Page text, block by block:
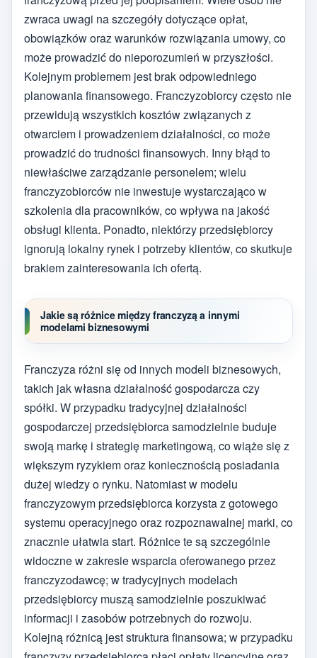
zwraca uwagi na szczegóły dotyczące opłat,
obowiązków oraz warunków rozwiązania umowy, co
może prowadzić do nieporozumień w przyszłości.
Kolejnym problemem jest brak odpowiedniego
planowania finansowego. Franczyzobiorcy często nie
przewidują wszystkich kosztów związanych z
otwarciem i prowadzeniem działalności, co może
prowadzić do trudności finansowych. Inny błąd to
niewłaściwe zarządzanie personelem; wielu
franczyzobiorców nie inwestuje wystarczająco w
szkolenia dla pracowników, co wpływa na jakość
obsługi klienta. Ponadto, niektórzy przedsiębiorcy
ignorują lokalny rynek i potrzeby klientów, co skutkuje
brakiem zainteresowania ich ofertą.
Jakie są różnice między franczyzą a innymi
modelami biznesowymi
Franczyza różni się od innych modeli biznesowych,
takich jak własna działalność gospodarcza czy
spółki. W przypadku tradycyjnej działalności
gospodarczej przedsiębiorca samodzielnie buduje
swoją markę i strategię marketingową, co wiąże się z
większym ryzykiem oraz koniecznością posiadania
dużej wiedzy o rynku. Natomiast w modelu
franczyzowym przedsiębiorca korzysta z gotowego
systemu operacyjnego oraz rozpoznawalnej marki, co
znacznie ułatwia start. Różnice te są szczególnie
widoczne w zakresie wsparcia oferowanego przez
franczyzodawcę; w tradycyjnych modelach
przedsiębiorcy muszą samodzielnie poszukiwać
informacji i zasobów potrzebnych do rozwoju.
Kolejną różnicą jest struktura finansowa; w przypadku